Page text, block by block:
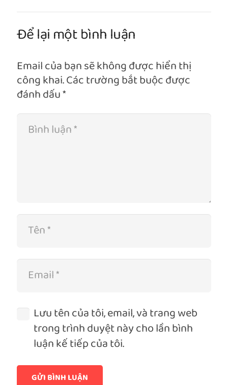
Để lại một bình luận
Email của bạn sẽ không được hiển thị
công khai.Các trường bắt buộc được
đánh dấu*
Lưu tên của tôi, email, và trang web
trong trình duyệt này cho lần bình
luận kế tiếp của tôi.
GỬI BÌNH LUẬN